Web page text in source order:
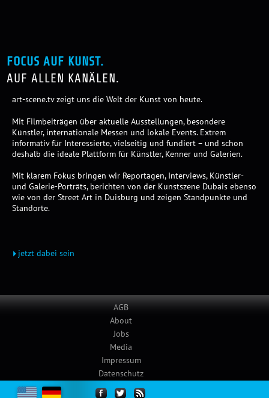
FOCUS AUF KUNST.
AUF ALLEN KANÄLEN.
art-scene.tv zeigt uns die Welt der Kunst von heute.
Mit Filmbeiträgen über aktuelle Ausstellungen, besondere
Künstler, internationale Messen und lokale Events. Extrem
informativ für Interessierte, vielseitig und fundiert – und schon
deshalb die ideale Plattform für Künstler, Kenner und Galerien.
Mit klarem Fokus bringen wir Reportagen, Interviews, Künstler-
und Galerie-Porträts, berichten von der Kunstszene Dubais ebenso
wie von der Street Art in Duisburg und zeigen Standpunkte und
Standorte.
jetzt dabei sein
AGB
About
Jobs
Media
Impressum
Datenschutz